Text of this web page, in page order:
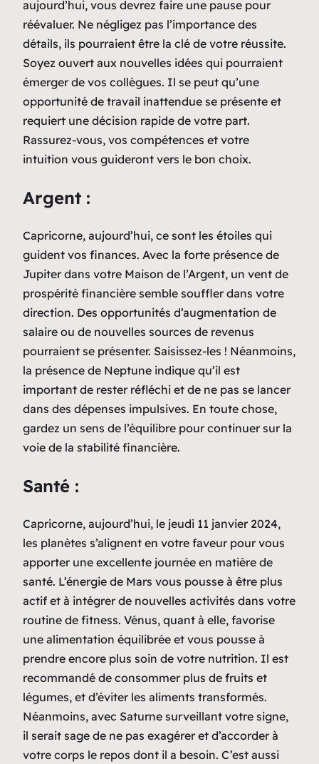
aujourd’hui, vous devrez faire une pause pour
réévaluer. Ne négligez pas l’importance des
détails, ils pourraient être la clé de votre réussite.
Soyez ouvert aux nouvelles idées qui pourraient
émerger de vos collègues. Il se peut qu’une
opportunité de travail inattendue se présente et
requiert une décision rapide de votre part.
Rassurez-vous, vos compétences et votre
intuition vous guideront vers le bon choix.
Argent :
Capricorne, aujourd’hui, ce sont les étoiles qui
guident vos finances. Avec la forte présence de
Jupiter dans votre Maison de l’Argent, un vent de
prospérité financière semble souffler dans votre
direction. Des opportunités d’augmentation de
salaire ou de nouvelles sources de revenus
pourraient se présenter. Saisissez-les ! Néanmoins,
la présence de Neptune indique qu’il est
important de rester réfléchi et de ne pas se lancer
dans des dépenses impulsives. En toute chose,
gardez un sens de l’équilibre pour continuer sur la
voie de la stabilité financière.
Santé :
Capricorne, aujourd’hui, le jeudi 11 janvier 2024,
les planètes s’alignent en votre faveur pour vous
apporter une excellente journée en matière de
santé. L’énergie de Mars vous pousse à être plus
actif et à intégrer de nouvelles activités dans votre
routine de fitness. Vénus, quant à elle, favorise
une alimentation équilibrée et vous pousse à
prendre encore plus soin de votre nutrition. Il est
recommandé de consommer plus de fruits et
légumes, et d’éviter les aliments transformés.
Néanmoins, avec Saturne surveillant votre signe,
il serait sage de ne pas exagérer et d’accorder à
votre corps le repos dont il a besoin. C’est aussi